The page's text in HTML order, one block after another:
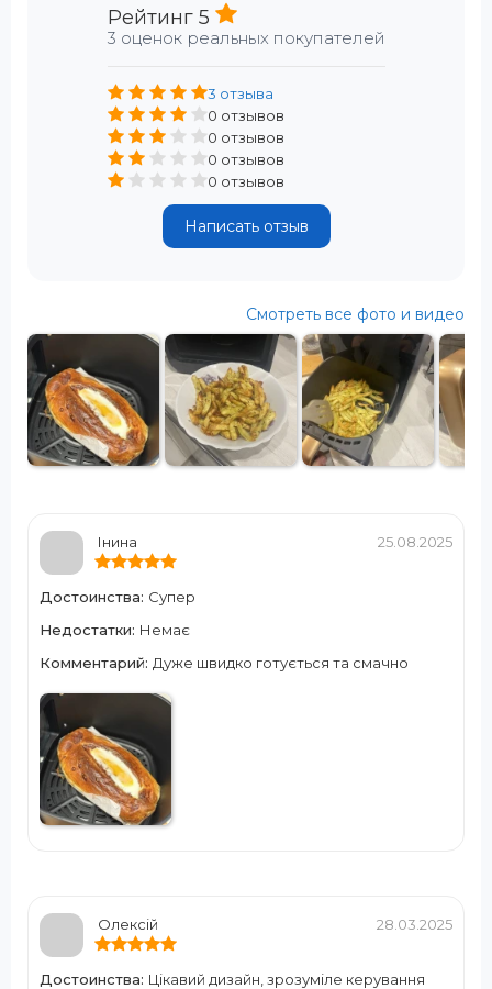
Рейтинг 5
3 оценок реальных покупателей
3 отзыва
0 отзывов
0 отзывов
0 отзывов
0 отзывов
Написать отзыв
Смотреть все фото и видео
Інина 25.08.2025
Достоинства: Супер
Недостатки: Немає
Комментарий: Дуже швидко готується та смачно
Олексій 28.03.2025
Достоинства: Цікавий дизайн, зрозуміле керування